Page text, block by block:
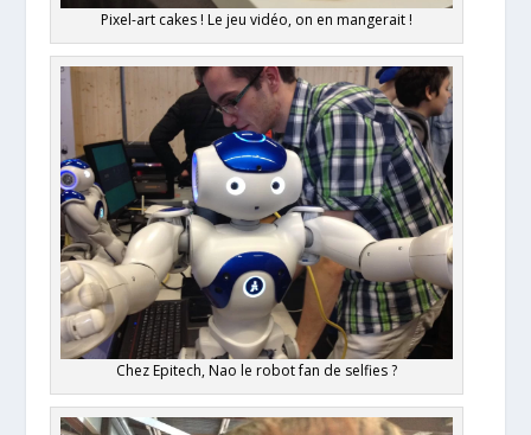
Pixel-art cakes ! Le jeu vidéo, on en mangerait !
Chez Epitech, Nao le robot fan de selfies ?